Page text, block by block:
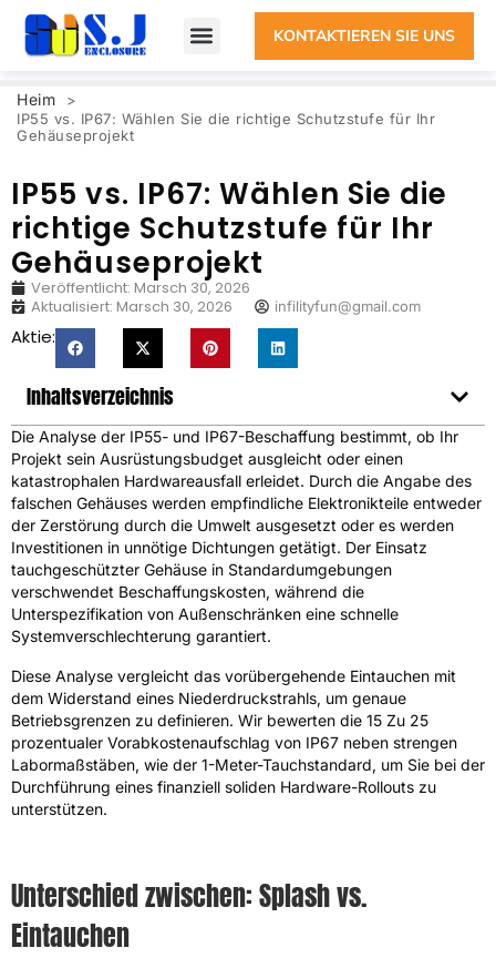
KONTAKTIEREN SIE UNS
Heim
>
IP55 vs. IP67: Wählen Sie die richtige Schutzstufe für Ihr
Gehäuseprojekt
IP55 vs. IP67: Wählen Sie die
richtige Schutzstufe für Ihr
Gehäuseprojekt
Veröffentlicht: Marsch 30, 2026
Aktualisiert: Marsch 30, 2026
infilityfun@gmail.com
Aktie:
Inhaltsverzeichnis
Die Analyse der IP55- und IP67-Beschaffung bestimmt, ob Ihr
Projekt sein Ausrüstungsbudget ausgleicht oder einen
katastrophalen Hardwareausfall erleidet. Durch die Angabe des
falschen Gehäuses werden empfindliche Elektronikteile entweder
der Zerstörung durch die Umwelt ausgesetzt oder es werden
Investitionen in unnötige Dichtungen getätigt. Der Einsatz
tauchgeschützter Gehäuse in Standardumgebungen
verschwendet Beschaffungskosten, während die
Unterspezifikation von Außenschränken eine schnelle
Systemverschlechterung garantiert.
Diese Analyse vergleicht das vorübergehende Eintauchen mit
dem Widerstand eines Niederdruckstrahls, um genaue
Betriebsgrenzen zu definieren. Wir bewerten die 15 Zu 25
prozentualer Vorabkostenaufschlag von IP67 neben strengen
Labormaßstäben, wie der 1-Meter-Tauchstandard, um Sie bei der
Durchführung eines finanziell soliden Hardware-Rollouts zu
unterstützen.
Unterschied zwischen: Splash vs.
Eintauchen